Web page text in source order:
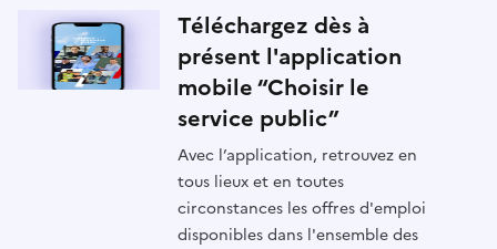
Téléchargez dès à
présent l'application
mobile “Choisir le
service public”
Avec l’application, retrouvez en
tous lieux et en toutes
circonstances les offres d'emploi
disponibles dans l'ensemble des